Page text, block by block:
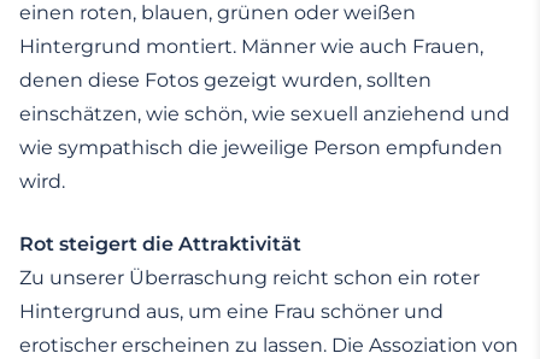
einen roten, blauen, grünen oder weißen
Hintergrund montiert. Männer wie auch Frauen,
denen diese Fotos gezeigt wurden, sollten
einschätzen, wie schön, wie sexuell anziehend und
wie sympathisch die jeweilige Person empfunden
wird.
Rot steigert die Attraktivität
Zu unserer Überraschung reicht schon ein roter
Hintergrund aus, um eine Frau schöner und
erotischer erscheinen zu lassen. Die Assoziation von